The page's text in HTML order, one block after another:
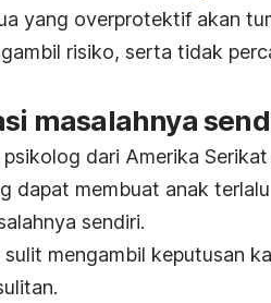
yang overprotektif akan
risiko, serta tidak
masalahnya
psikolog dari Amerika
dapat membuat anak
sendiri.
sulit mengambil keputusan